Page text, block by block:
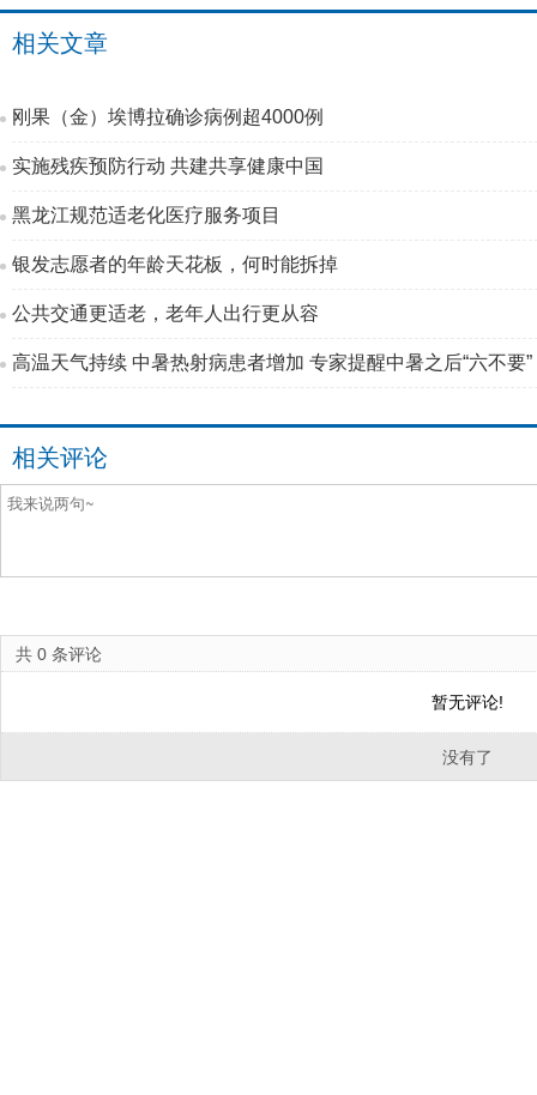
相关文章
刚果（金）埃博拉确诊病例超4000例
实施残疾预防行动 共建共享健康中国
黑龙江规范适老化医疗服务项目
银发志愿者的年龄天花板，何时能拆掉
公共交通更适老，老年人出行更从容
高温天气持续 中暑热射病患者增加 专家提醒中暑之后“六不要”
相关评论
共 0 条评论
暂无评论!
没有了